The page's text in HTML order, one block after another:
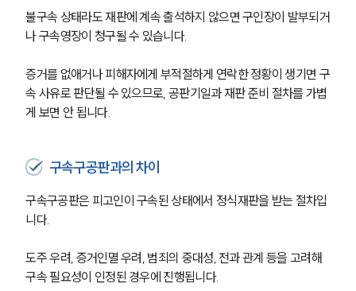
불구속 상태라도 재판에 계속 출석하지 않으면 구인장이 발부되거
나 구속영장이 청구될 수 있습니다.
증거를 없애거나 피해자에게 부적절하게 연락한 정황이 생기면 구
속 사유로 판단될 수 있으므로, 공판기일과 재판 준비 절차를 가볍
게 보면 안 됩니다.
구속구공판과의 차이
구속구공판은 피고인이 구속된 상태에서 정식재판을 받는 절차입
니다.
도주 우려, 증거인멸 우려, 범죄의 중대성, 전과 관계 등을 고려해
구속 필요성이 인정된 경우에 진행됩니다.